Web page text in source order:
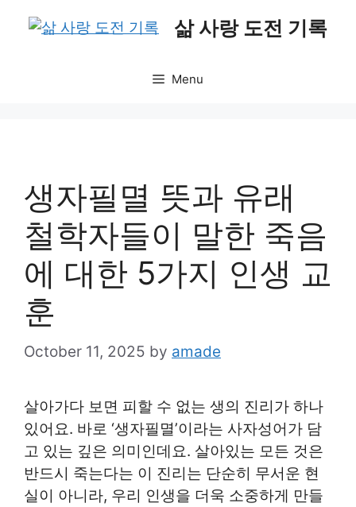
삶 사랑 도전 기록
Menu
생자필멸 뜻과 유래
철학자들이 말한 죽음
에 대한 5가지 인생 교
훈
October 11, 2025 by amade
살아가다 보면 피할 수 없는 생의 진리가 하나
있어요. 바로 ‘생자필멸’이라는 사자성어가 담
고 있는 깊은 의미인데요. 살아있는 모든 것은
반드시 죽는다는 이 진리는 단순히 무서운 현
실이 아니라, 우리 인생을 더욱 소중하게 만들